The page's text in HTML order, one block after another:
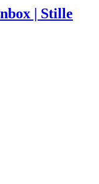
| Stille